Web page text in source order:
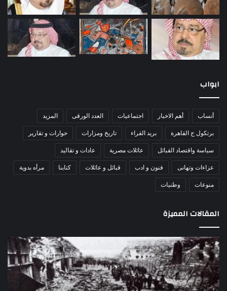
ابواب
أنساب أهم الاخبار اجتماعيات العدد الورقى المزيد
برتكول ج القاهرة بريد القراء تاريخ ومزارات حوارات و تقارير
سياسة واقتصاد القبائل عائلات مصرية عادات و تقاليد
عزاءات وتهانى فنون و ادب قبائل و عائلات كتابنا مرأه بدوية
منوعات وطنيات
المقالات المميزة
مذبحة
اللد..
القصة
الكاملة
لإحدى